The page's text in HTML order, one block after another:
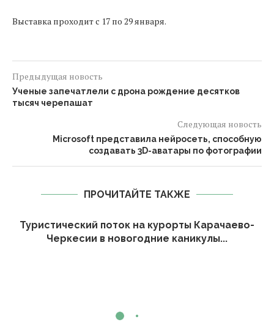
Выставка проходит с 17 по 29 января.
Предыдущая новость
Ученые запечатлели с дрона рождение десятков
тысяч черепашат
Следующая новость
Microsoft представила нейросеть, способную
создавать 3D-аватары по фотографии
ПРОЧИТАЙТЕ ТАКЖЕ
Туристический поток на курорты Карачаево-
Черкесии в новогодние каникулы...